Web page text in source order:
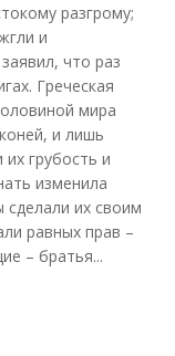
разгрому;
и
что раз
Греческая
мира
и лишь
грубость и
изменила
их своим
равных прав –
– братья...